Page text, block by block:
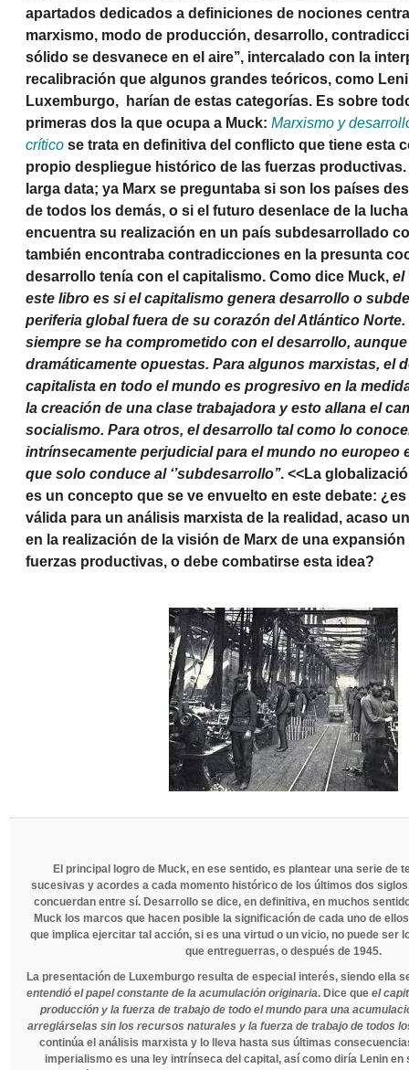
apartados dedicados a definiciones de nociones
marxismo, modo de producción, desarrollo,
sólido se desvanece en el aire’’, intercalado con la
recalibración que algunos grandes teóricos, como
Luxemburgo, harían de estas categorías. Es sobre
primeras dos la que ocupa a Muck: Marxismo y
crítico se trata en definitiva del conflicto que tiene esta
propio despliegue histórico de las fuerzas productivas.
larga data; ya Marx se preguntaba si son los países
de todos los demás, o si el futuro desenlace de la
encuentra su realización en un país subdesarrollado
también encontraba contradicciones en la presunta
desarrollo tenía con el capitalismo. Como dice Muck, el
este libro es si el capitalismo genera desarrollo o
periferia global fuera de su corazón del Atlántico
siempre se ha comprometido con el desarrollo,
dramáticamente opuestas. Para algunos marxistas, el
capitalista en todo el mundo es progresivo en la
la creación de una clase trabajadora y esto allana el
socialismo. Para otros, el desarrollo tal como lo
intrínsecamente perjudicial para el mundo no europeo
que solo conduce al ‘’subdesarrollo’’. <<La
es un concepto que se ve envuelto en este debate:
válida para un análisis marxista de la realidad, acaso
en la realización de la visión de Marx de una
fuerzas productivas, o debe combatirse esta idea?
El principal logro de Muck, en ese sentido, es plantear una serie de
sucesivas y acordes a cada momento histórico de los últimos dos
concuerdan entre sí. Desarrollo se dice, en definitiva, en muchos
Muck los marcos que hacen posible la significación de cada uno de
que implica ejercitar tal acción, si es una virtud o un vicio, no puede ser
que entreguerras, o después de 1945.
La presentación de Luxemburgo resulta de especial interés, siendo ella
entendió el papel constante de la acumulación originaria. Dice que el
producción y la fuerza de trabajo de todo el mundo para una
arreglárselas sin los recursos naturales y la fuerza de trabajo de todos
continúa el análisis marxista y lo lleva hasta sus últimas
imperialismo es una ley intrínseca del capital, así como diría Lenin en